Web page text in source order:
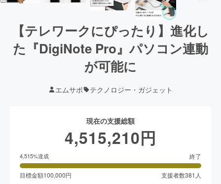
【テレワークにぴったり】進化し
た『DigiNote Pro』パソコン連動
が可能に
エムサポ テクノロジー・ガジェット
現在の支援総額
4,515,210円
4,515%達成 終了
目標金額100,000円 支援者数381 人